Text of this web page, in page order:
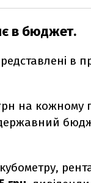
в бюджет.
в
на кожному